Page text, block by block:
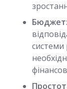
Бюджет:
системи